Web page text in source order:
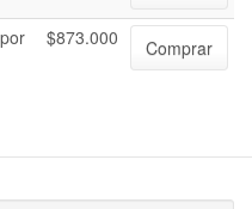
$873.000 Comprar